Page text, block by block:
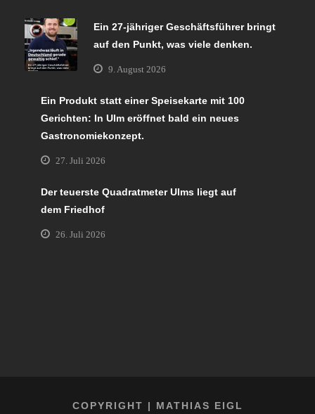
Ein 27-jähriger Geschäftsführer bringt
auf den Punkt, was viele denken.
9. August 2026
Ein Produkt statt einer Speisekarte mit 100
Gerichten: In Ulm eröffnet bald ein neues
Gastronomiekonzept.
27. Juli 2026
Der teuerste Quadratmeter Ulms liegt auf
dem Friedhof
26. Juli 2026
COPYRIGHT | MATHIAS EIGL